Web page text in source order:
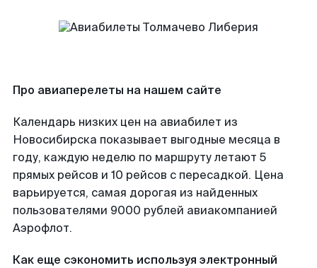
Про авиаперелеты на нашем сайте
Календарь низких цен на авиабилет из
Новосибирска показывает выгодные месяца в
году, каждую неделю по маршруту летают 5
прямых рейсов и 10 рейсов с пересадкой. Цена
варьируется, самая дорогая из найденных
пользователями 9000 рублей авиакомпанией
Аэрофлот.
Как еще сэкономить используя электронный